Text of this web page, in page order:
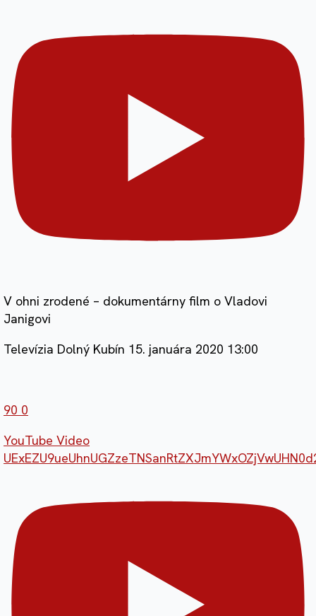
V ohni zrodené – dokumentárny film o Vladovi
Janigovi
Televízia Dolný Kubín 15. januára 2020 13:00
90 0
YouTube Video